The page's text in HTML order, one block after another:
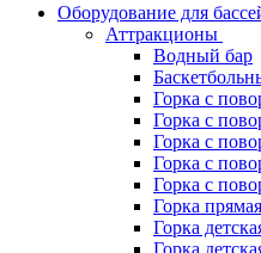
Оборудование для
Аттракционы
Водный бар
Горка с
Горка с
Горка с
Горка с
Горка с
Горка прямая
Горка
Горка